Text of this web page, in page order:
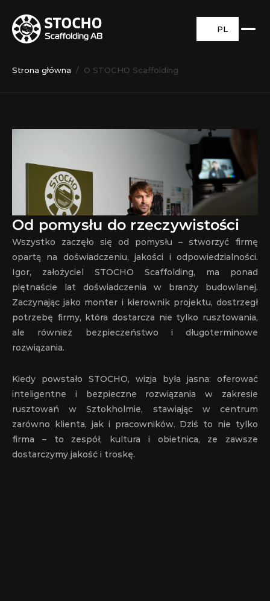
PL
Strona główna /  O STOCHO Scaffolding
Od pomysłu do rzeczywistości
Wszystko zaczęło się od pomysłu – stworzyć firmę
opartą na doświadczeniu, jakości i odpowiedzialności.
Igor, założyciel STOCHO Scaffolding, ma ponad
piętnaście lat doświadczenia w branży budowlanej.
Zaczynając jako monter i kierownik projektu, dostrzegł
potrzebę firmy, która dostarcza nie tylko rusztowania,
ale również bezpieczeństwo i długoterminowe
rozwiązania.
Kiedy powstało STOCHO, wizja była jasna: oferować
inteligentne i bezpieczne rozwiązania w zakresie
rusztowań w Sztokholmie, stawiając w centrum
zarówno klienta, jak i pracowników. Dziś to nie tylko
firma – to zespół, kultura i obietnica, że zawsze
dostarczymy jakość i troskę.